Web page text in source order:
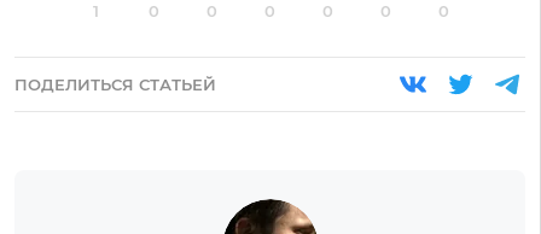
1 0 0 0 0 0 0
ПОДЕЛИТЬСЯ СТАТЬЕЙ